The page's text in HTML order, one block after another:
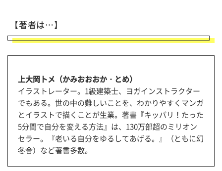
【著者は…】
上大岡トメ（かみおおおか・とめ）
イラストレーター。1級建築士、ヨガインストラクター
でもある。世の中の難しいことを、わかりやすくマンガ
とイラストで描くことが生業。著書『キッパリ！たった
5分間で自分を変える方法』は、130万部超のミリオン
セラー。『老いる自分をゆるしてあげる。』（ともに幻
冬舎）など著書多数。